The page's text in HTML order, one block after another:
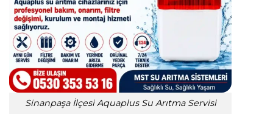
Sinanpaşa İlçesi Aquaplus Su Arıtma Servisi